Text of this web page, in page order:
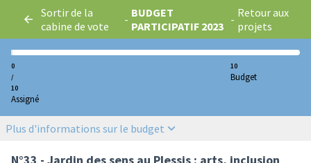
Sortir de la
cabine de vote
- BUDGET
PARTICIPATIF 2023 - Retour aux
projets
0
/
10
Assigné
10
Budget
Plus d'informations sur le budget